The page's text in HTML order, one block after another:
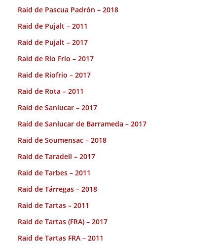
Raid de Pascua Padrón – 2018
Raid de Pujalt – 2011
Raid de Pujalt – 2017
Raid de Rio Frio – 2017
Raid de Riofrio – 2017
Raid de Rota – 2011
Raid de Sanlucar – 2017
Raid de Sanlucar de Barrameda – 2017
Raid de Soumensac – 2018
Raid de Taradell – 2017
Raid de Tarbes – 2011
Raid de Tárregas – 2018
Raid de Tartas – 2011
Raid de Tartas (FRA) – 2017
Raid de Tartas FRA – 2011